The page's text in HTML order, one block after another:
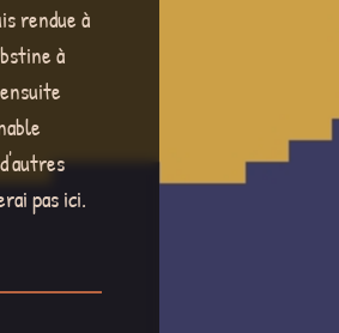
rendue à
à
pas ici.